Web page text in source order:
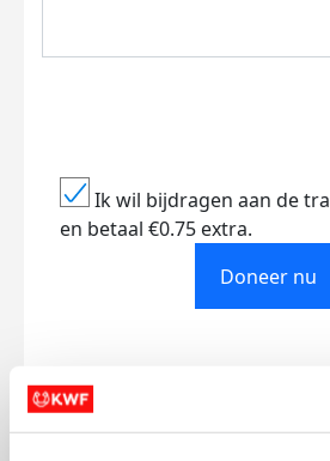
Ik wil bijdragen aan de
en betaal €0.75 extra.
Doneer nu